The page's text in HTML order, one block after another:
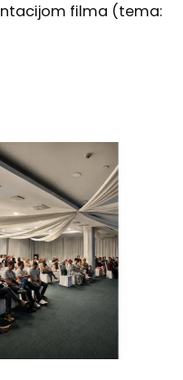
filma (tema: